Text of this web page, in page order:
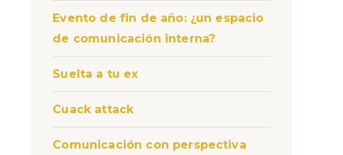
Evento de fin de año: ¿un espacio
de comunicación interna?
Suelta a tu ex
Cuack attack
Comunicación con perspectiva